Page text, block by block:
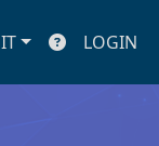
IT LOGIN